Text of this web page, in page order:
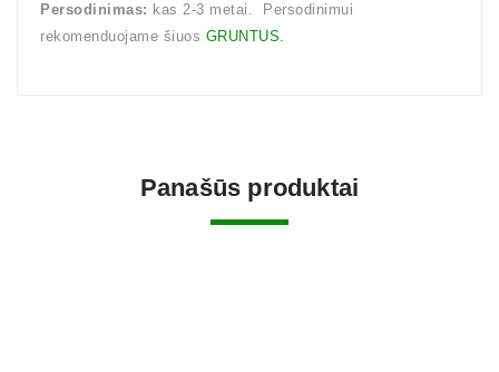
Persodinimas: kas 2-3 metai. Persodinimui
rekomenduojame šiuos GRUNTUS.
Panašūs produktai